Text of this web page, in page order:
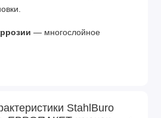
— многослойное
и сохраняет внешний вид.
StahlBuro